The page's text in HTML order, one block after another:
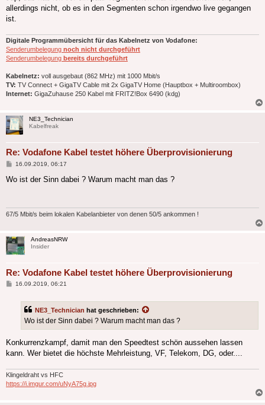
allerdings nicht, ob es in den Segmenten schon irgendwo live gegangen
ist.
Digitale Programmübersicht für das Kabelnetz von Vodafone:
Senderumbelegung noch nicht durchgeführt
Senderumbelegung bereits durchgeführt
Kabelnetz: voll ausgebaut (862 MHz) mit 1000 Mbit/s
TV: TV Connect + GigaTV Cable mit 2x GigaTV Home (Hauptbox + Multiroombox)
Internet: GigaZuhause 250 Kabel mit FRITZ!Box 6490 (kdg)
NE3_Technician
Kabelfreak
Re: Vodafone Kabel testet höhere Überprovisionierung
Beitrag
16.09.2019, 06:17
Wo ist der Sinn dabei ? Warum macht man das ?
67/5 Mbit/s beim lokalen Kabelanbieter von denen 50/5 ankommen !
AndreasNRW
Insider
Re: Vodafone Kabel testet höhere Überprovisionierung
Beitrag
16.09.2019, 06:21
NE3_Technician hat geschrieben:
Wo ist der Sinn dabei ? Warum macht man das ?
Konkurrenzkampf, damit man den Speedtest schön aussehen lassen
kann. Wer bietet die höchste Mehrleistung, VF, Telekom, DG, oder....
Klingeldraht vs HFC
https://i.imgur.com/uNyA75g.jpg